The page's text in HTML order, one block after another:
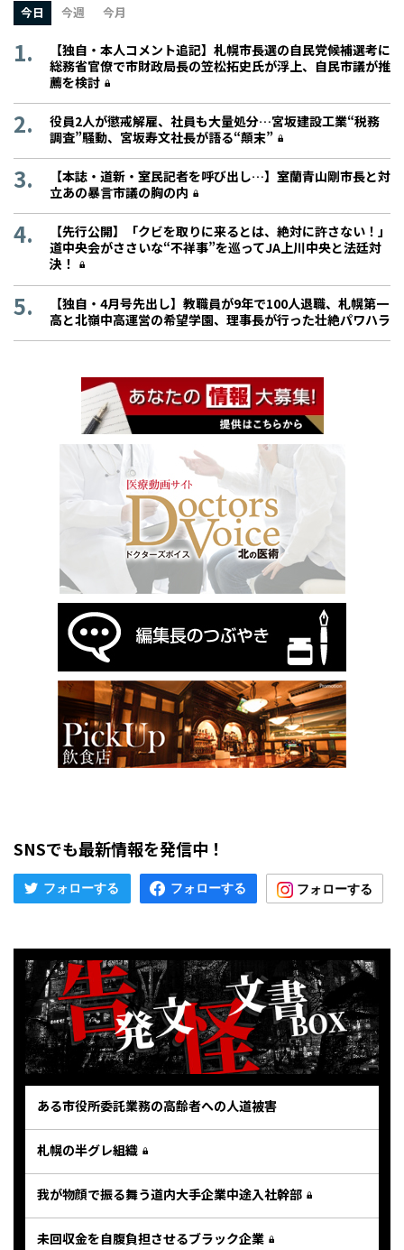
今日 今週 今月
【独自・本人コメント追記】札幌市長選の自民党候補選考に
総務省官僚で市財政局長の笠松拓史氏が浮上、自民市議が推
薦を検討
役員2人が懲戒解雇、社員も大量処分…宮坂建設工業“税務
調査”騒動、宮坂寿文社長が語る“顛末”
【本誌・道新・室民記者を呼び出し…】室蘭青山剛市長と対
立あの暴言市議の胸の内
【先行公開】「クビを取りに来るとは、絶対に許さない！」
道中央会がささいな“不祥事”を巡ってJA上川中央と法廷対
決！
【独自・4月号先出し】教職員が9年で100人退職、札幌第一
高と北嶺中高運営の希望学園、理事長が行った壮絶パワハラ
SNSでも最新情報を発信中！
ある市役所委託業務の高齢者への人道被害
札幌の半グレ組織
我が物顔で振る舞う道内大手企業中途入社幹部
未回収金を自腹負担させるブラック企業